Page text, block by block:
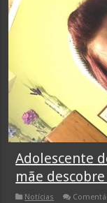
Adolescente
mãe
Notícias